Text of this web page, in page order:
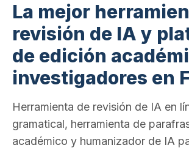
La mejor
revisión de IA y
de edición
investigadores en
Herramienta de revisión de IA en
gramatical, herramienta de
académico y humanizador de IA